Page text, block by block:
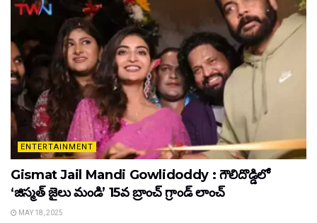
ENTERTAINMENT
Gismat Jail Mandi Gowlidoddy : గౌలిదొడ్డిలో
‘జిస్మత్ జైలు మండి’ 15వ బ్రాంచ్ గ్రాండ్ లాంచ్
MAY 18, 2025